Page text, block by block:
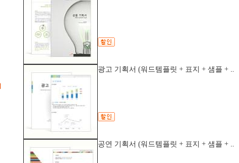
광고 기획서 (워드템플릿 + 표지 + 샘플 + ..
공연 기획서 (워드템플릿 + 표지 + 샘플 + ..